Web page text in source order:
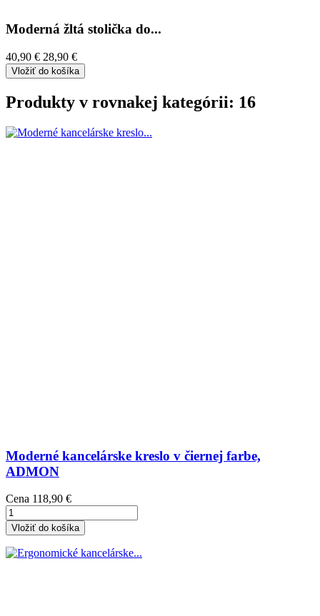
Moderná žltá stolička do...
40,90 € 28,90 €
Vložiť do košíka
Produkty v rovnakej kategórii: 16
Moderné kancelárske kreslo v čiernej farbe,
ADMON
Cena 118,90 €
Vložiť do košíka